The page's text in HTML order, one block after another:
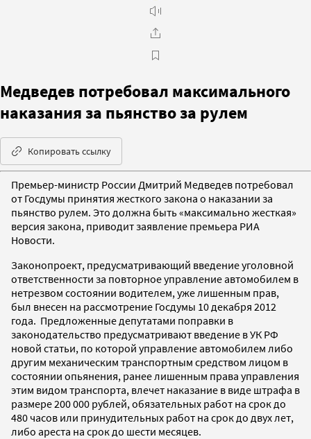
Медведев потребовал максимального
наказания за пьянство за рулем
Копировать ссылку
Премьер-министр России Дмитрий Медведев потребовал
от Госдумы принятия жесткого закона о наказании за
пьянство рулем. Это должна быть «максимально жесткая»
версия закона, приводит заявление премьера РИА
Новости.
Законопроект, предусматривающий введение уголовной
ответственности за повторное управление автомобилем в
нетрезвом состоянии водителем, уже лишенным прав,
был внесен на рассмотрение Госдумы 10 декабря 2012
года. Предложенные депутатами поправки в
законодательство предусматривают введение в УК РФ
новой статьи, по которой управление автомобилем либо
другим механическим транспортным средством лицом в
состоянии опьянения, ранее лишенным права управления
этим видом транспорта, влечет наказание в виде штрафа в
размере 200 000 рублей, обязательных работ на срок до
480 часов или принудительных работ на срок до двух лет,
либо ареста на срок до шести месяцев.